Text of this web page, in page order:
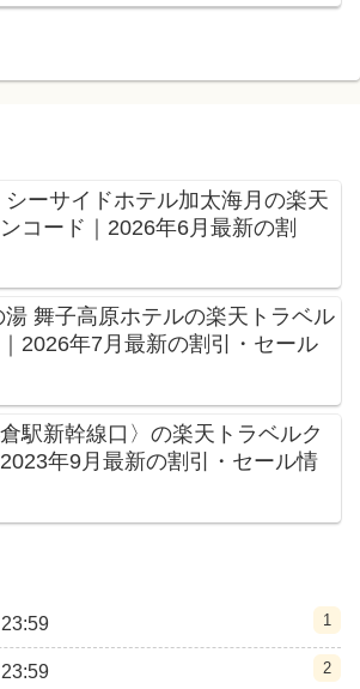
ーサイドホテル加太海月の楽天
コード｜2026年6月最新の割
舞子高原ホテルの楽天トラベル
2026年7月最新の割引・セール
駅新幹線口〉の楽天トラベルク
年9月最新の割引・セール情
1
2